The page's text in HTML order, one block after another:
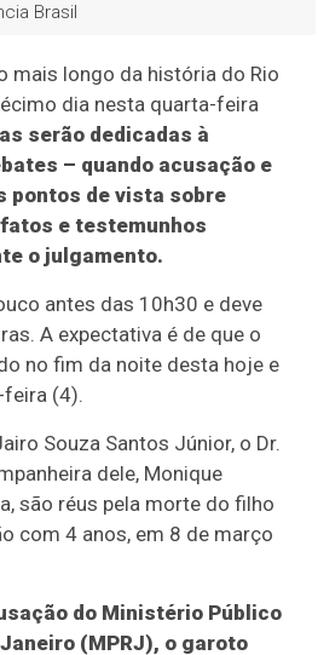
Brasil
mais longo da história do Rio
dia nesta quarta-feira
serão dedicadas à
– quando acusação e
pontos de vista sobre
e testemunhos
o julgamento.
antes das 10h30 e deve
A expectativa é de que o
no fim da noite desta hoje e
feira (4).
Souza Santos Júnior, o Dr.
dele, Monique
são réus pela morte do filho
com 4 anos, em 8 de março
do Ministério Público
(MPRJ), o garoto